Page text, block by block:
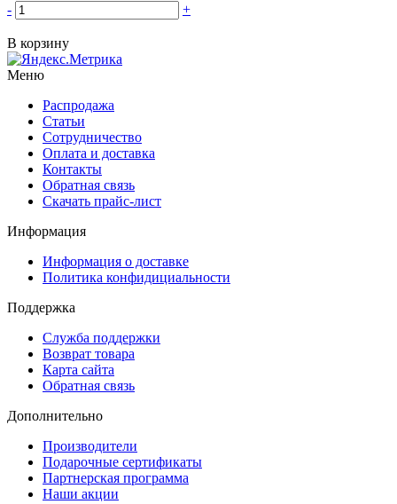
- +
В корзину
Меню
Распродажа
Статьи
Сотрудничество
Оплата и доставка
Контакты
Обратная связь
Скачать прайс-лист
Информация
Информация о доставке
Политика конфидициальности
Поддержка
Служба поддержки
Возврат товара
Карта сайта
Обратная связь
Дополнительно
Производители
Подарочные сертификаты
Партнерская программа
Наши акции